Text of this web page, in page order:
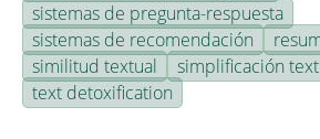
sistemas de pregunta-respuesta
sistemas de recomendación
similitud textual
simplificación
text detoxification